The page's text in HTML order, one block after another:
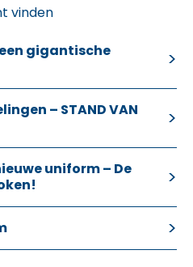
vinden
gigantische
– STAND VAN
uniform – De